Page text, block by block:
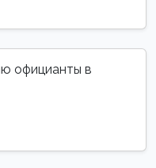
официанты в